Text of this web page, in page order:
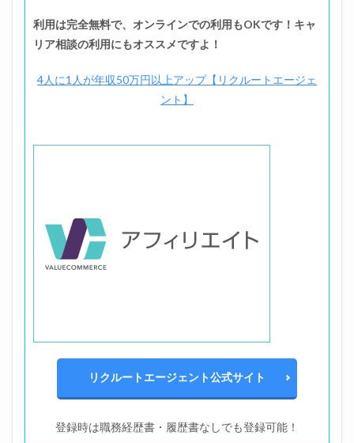
利用は完全無料で、オンラインでの利用もOKです！キャ
リア相談の利用にもオススメですよ！
4人に1人が年収50万円以上アップ【リクルートエージェ
ント】
リクルートエージェント公式サイト
登録時は職務経歴書・履歴書なしでも登録可能！